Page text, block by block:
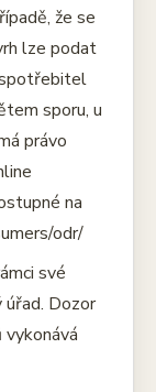
že se
lze podat
sporu, u
právo
na
odr/
své
Dozor
vykonává